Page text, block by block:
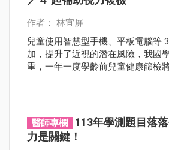
作者： 林宜屏
兒童使用智慧型手機、平板電腦等
加，提升了近視的潛在風險，我國
重，一年一度學齡前兒童健康篩檢
醫師專欄
113年學測題目落
力是關鍵！